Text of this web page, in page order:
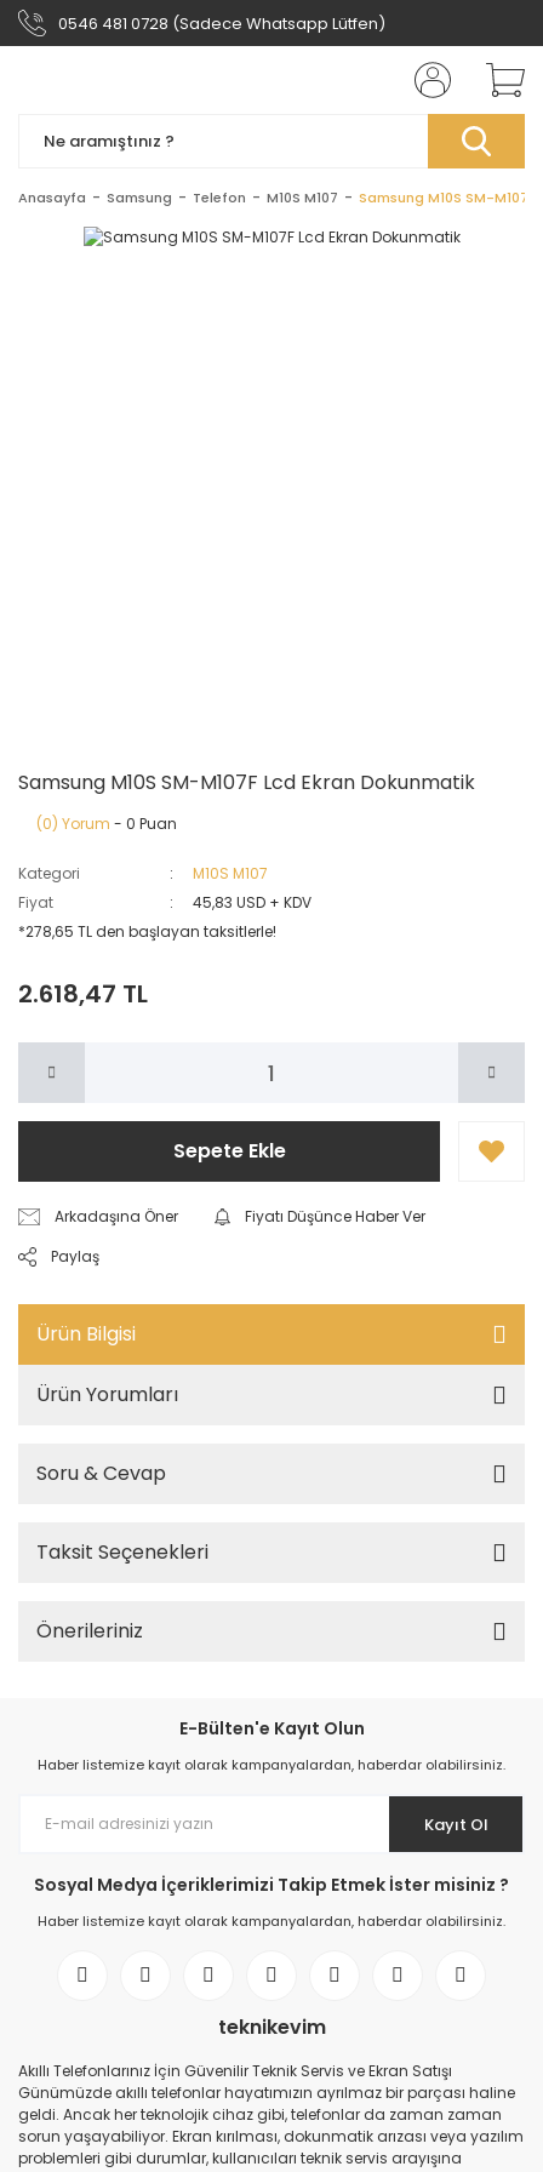
0546 481 0728 (Sadece Whatsapp Lütfen)
Anasayfa Samsung Telefon M10S M107 Samsung M10S SM-
Samsung M10S SM-M107F Lcd Ekran Dokunmatik
(0) Yorum - 0 Puan
Kategori
M10S M107
Fiyat
45,83 USD + KDV
*278,65 TL den başlayan taksitlerle!
2.618,47 TL
Sepete Ekle
Arkadaşına Öner
Fiyatı Düşünce Haber Ver
Paylaş
Ürün Bilgisi
Ürün Yorumları
Soru & Cevap
Taksit Seçenekleri
Önerileriniz
E-Bülten'e Kayıt Olun
Haber listemize kayıt olarak kampanyalardan, haberdar olabilirsiniz.
Kayıt Ol
Sosyal Medya İçeriklerimizi Takip Etmek İster misiniz ?
Haber listemize kayıt olarak kampanyalardan, haberdar olabilirsiniz.
teknikevim
Akıllı Telefonlarınız İçin Güvenilir Teknik Servis ve Ekran Satışı
Günümüzde akıllı telefonlar hayatımızın ayrılmaz bir parçası haline
geldi. Ancak her teknolojik cihaz gibi, telefonlar da zaman zaman
sorun yaşayabiliyor. Ekran kırılması, dokunmatik arızası veya yazılım
problemleri gibi durumlar, kullanıcıları teknik servis arayışına